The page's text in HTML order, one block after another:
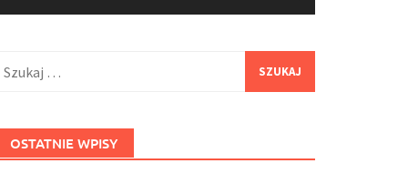
OSTATNIE WPISY